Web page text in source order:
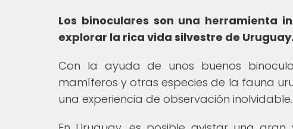
Los binoculares son una herramienta
explorar la rica vida silvestre de Uruguay.
Con la ayuda de unos buenos
mamíferos y otras especies de la fauna
una experiencia de observación inolvidable.